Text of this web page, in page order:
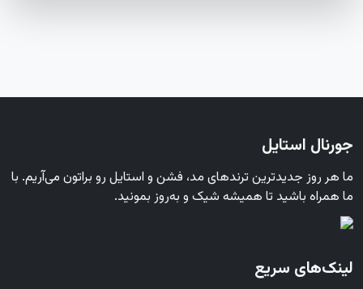
جورنال استایل
ما هر روز جدیدترین ترندهای مد، فشن و استایل رو براتون می‌آریم. با
ما همراه باشید تا همیشه شیک و به‌روز بمونید.
لینک‌های سریع